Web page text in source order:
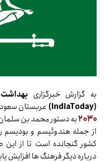
به گزارش خبرگزاری
(IndiaToday)
عربستان
۲۰۳۰به دستور محمد بن
از جمله هندوئیسم و بودیسم
کشور گنجانده است تا از
درباره دیگر فرهنگ ها افزایش